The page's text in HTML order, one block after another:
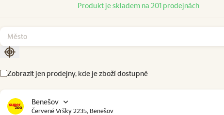
Dostupnost na prodejnáchProdukt je skladem na 201 prodejnách
Seřadit podle aktuální polohy
Zobrazit jen prodejny, kde je zboží dostupné
Benešov
Červené Vršky 2235, Benešov